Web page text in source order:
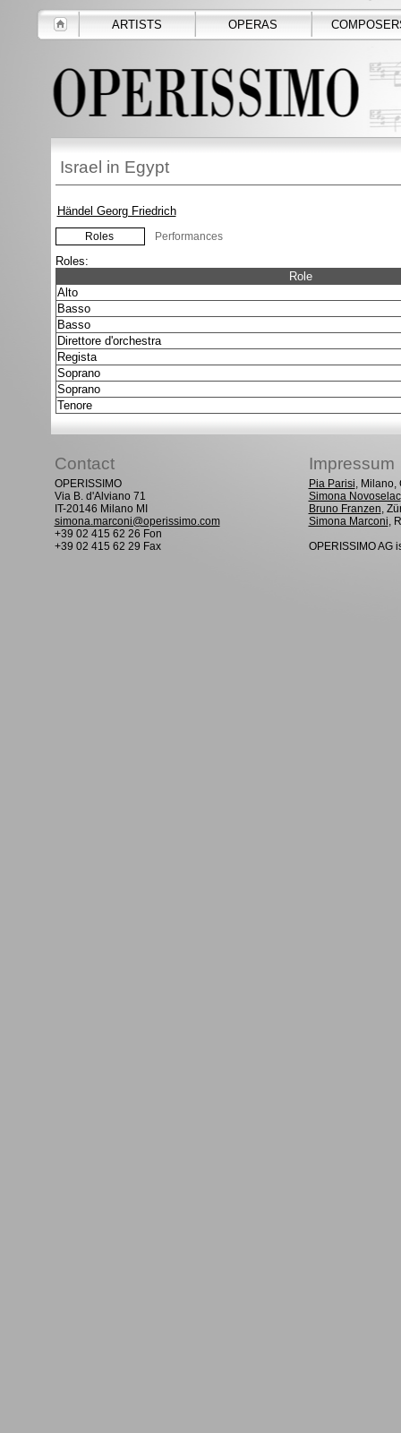
ARTISTS OPERAS
Israel in Egypt
Händel Georg Friedrich
Roles Performances
Roles:
Role
Alto
Basso
Basso
Direttore d'orchestra
Regista
Soprano
Soprano
Tenore
Contact Impressum
OPERISSIMO
Via B. d'Alviano 71
IT-20146 Milano MI
simona.marconi@operissimo.com
+39 02 415 62 26 Fon
+39 02 415 62 29 Fax
Pia Parisi, Milano,
Simona Novoselac
Bruno Franzen,
Simona Marconi,
OPERISSIMO AG